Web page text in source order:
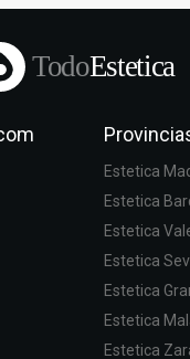
TodoEstetica
Estetica
Estetica
Estetica
Estetica
Estetica
Estetica
Estetica